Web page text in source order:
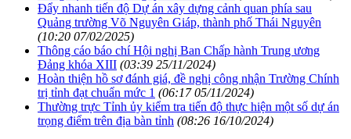
Đẩy nhanh tiến độ Dự án xây dựng cảnh quan phía sau
Quảng trường Võ Nguyên Giáp, thành phố Thái Nguyên
(10:20 07/02/2025)
Thông cáo báo chí Hội nghị Ban Chấp hành Trung ương
Đảng khóa XIII (03:39 25/11/2024)
Hoàn thiện hồ sơ đánh giá, đề nghị công nhận Trường Chính
trị tỉnh đạt chuẩn mức 1 (06:17 05/11/2024)
Thường trực Tỉnh ủy kiểm tra tiến độ thực hiện một số dự án
trọng điểm trên địa bàn tỉnh (08:26 16/10/2024)